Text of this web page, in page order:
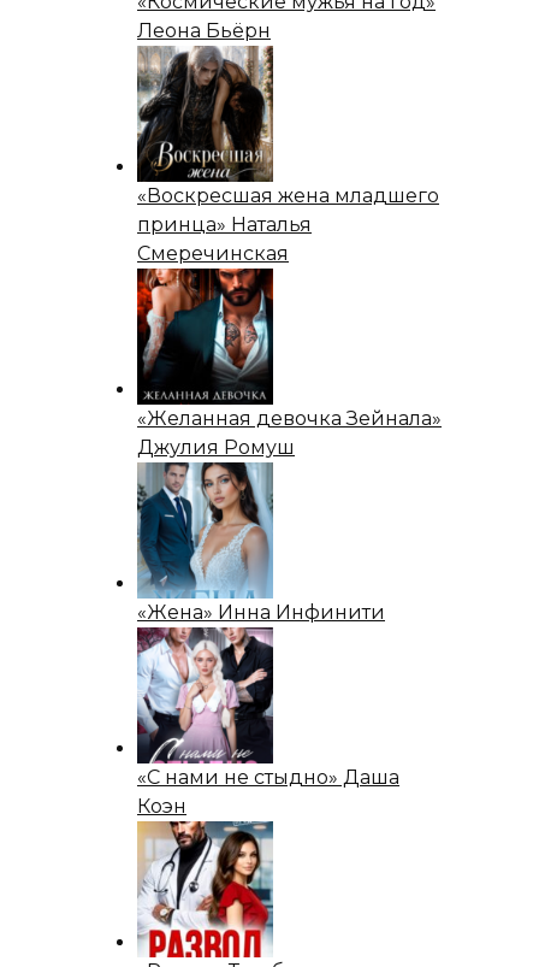
Леона Бьёрн
«Воскресшая жена младшего
принца» Наталья
Смеречинская
«Желанная девочка Зейнала»
Джулия Ромуш
«Жена» Инна Инфинити
«С нами не стыдно» Даша
Коэн